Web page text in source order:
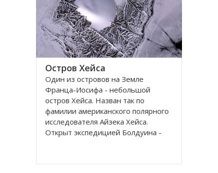
Остров Хейса
Один из островов на Земле
Франца-Иосифа - небольшой
остров Хейса. Назван так по
фамилии американского полярного
исследователя Айзека Хейса.
Открыт экспедицией Болдуина -
широты, в самых суровых условиях